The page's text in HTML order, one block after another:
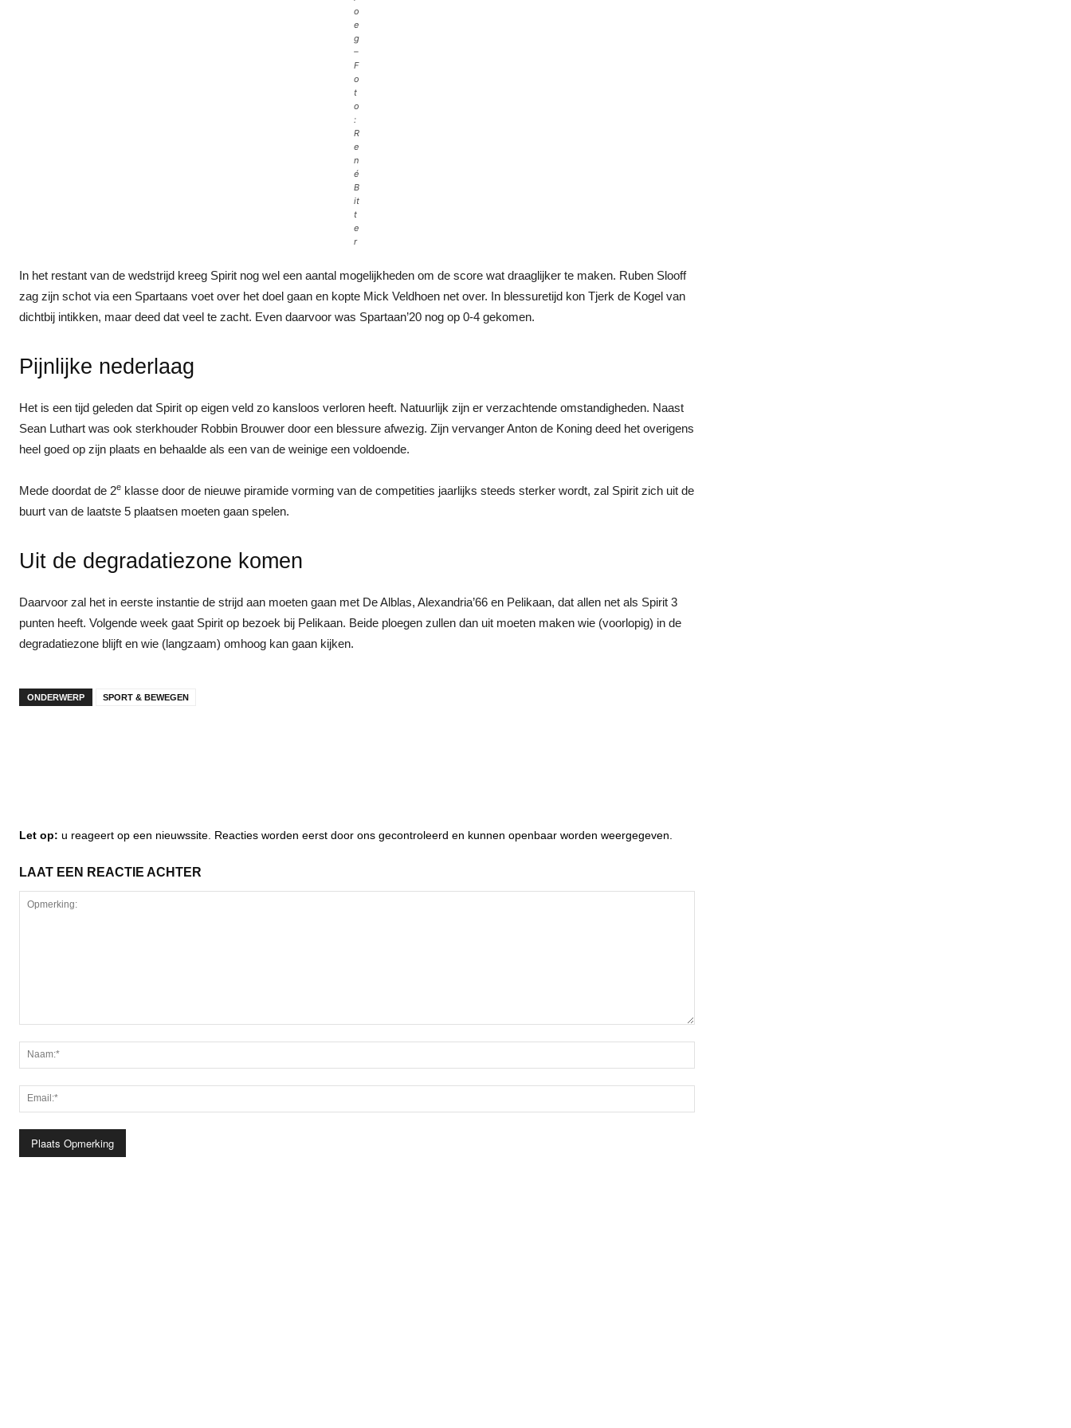
o
e
g
–
F
o
t
o
:
R
e
n
é
B
it
t
e
r
In het restant van de wedstrijd kreeg Spirit nog wel een aantal mogelijkheden om de score wat draaglijker te maken. Ruben Slooff
zag zijn schot via een Spartaans voet over het doel gaan en kopte Mick Veldhoen net over. In blessuretijd kon Tjerk de Kogel van
dichtbij intikken, maar deed dat veel te zacht. Even daarvoor was Spartaan’20 nog op 0-4 gekomen.
Pijnlijke nederlaag
Het is een tijd geleden dat Spirit op eigen veld zo kansloos verloren heeft. Natuurlijk zijn er verzachtende omstandigheden. Naast
Sean Luthart was ook sterkhouder Robbin Brouwer door een blessure afwezig. Zijn vervanger Anton de Koning deed het overigens
heel goed op zijn plaats en behaalde als een van de weinige een voldoende.
Mede doordat de 2e klasse door de nieuwe piramide vorming van de competities jaarlijks steeds sterker wordt, zal Spirit zich uit de
buurt van de laatste 5 plaatsen moeten gaan spelen.
Uit de degradatiezone komen
Daarvoor zal het in eerste instantie de strijd aan moeten gaan met De Alblas, Alexandria’66 en Pelikaan, dat allen net als Spirit 3
punten heeft. Volgende week gaat Spirit op bezoek bij Pelikaan. Beide ploegen zullen dan uit moeten maken wie (voorlopig) in de
degradatiezone blijft en wie (langzaam) omhoog kan gaan kijken.
ONDERWERP SPORT & BEWEGEN
Let op: u reageert op een nieuwssite. Reacties worden eerst door ons gecontroleerd en kunnen openbaar worden weergegeven.
LAAT EEN REACTIE ACHTER